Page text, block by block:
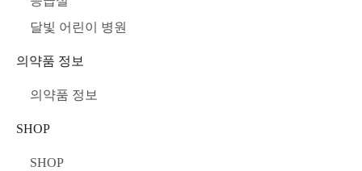
달빛 어린이 병원
의약품 정보
의약품 정보
SHOP
SHOP